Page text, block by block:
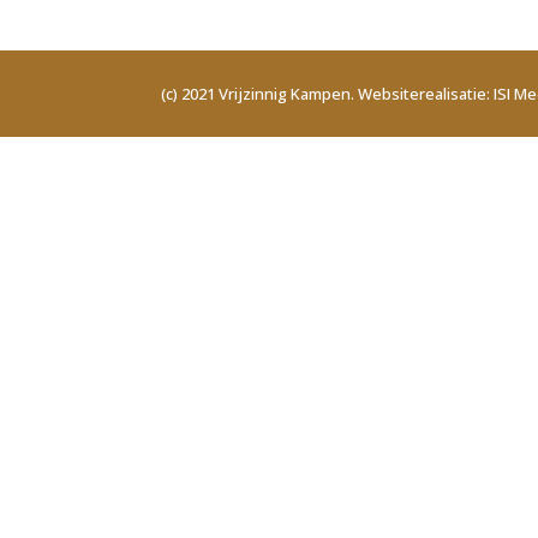
(c) 2021 Vrijzinnig Kampen. Websiterealisatie: ISI